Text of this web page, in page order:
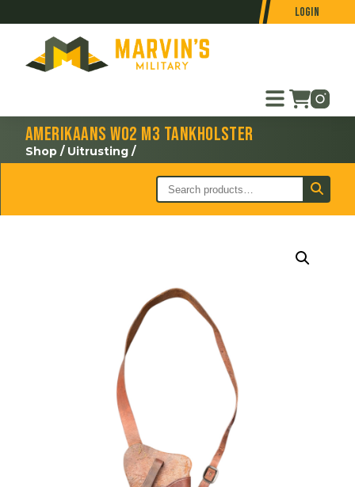
Login
Amerikaans WO2 M3 tankholster
Shop / Uitrusting /